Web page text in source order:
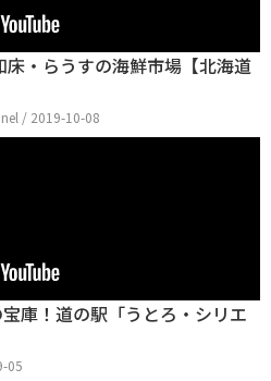
床・らうすの海鮮市場【北海道
/ 2019-10-08
庫！道の駅「うとろ・シリエ
05